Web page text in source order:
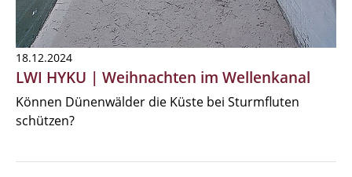
18.12.2024
LWI HYKU | Weihnachten im Wellenkanal
Können Dünenwälder die Küste bei Sturmfluten
schützen?